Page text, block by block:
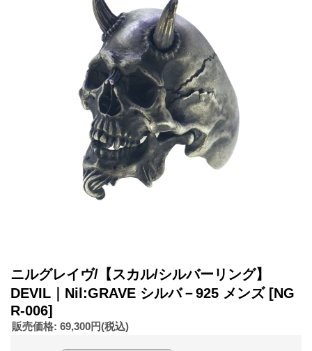
ニルグレイヴ/【スカル/シルバーリング】
DEVIL｜Nil:GRAVE シルバ－925 メンズ [NG
R-006]
販売価格: 69,300円(税込)